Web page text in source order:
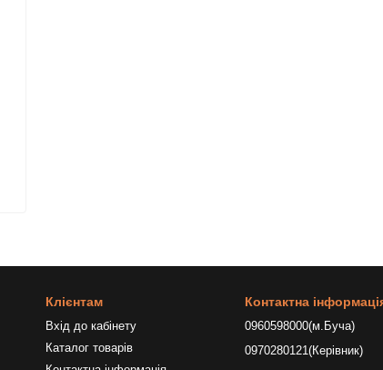
Клієнтам
Вхід до кабінету
Каталог товарів
Контактна
0960598000(м.Буча)
0970280121(Керівник)